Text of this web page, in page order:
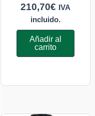
210,70€ IVA
incluido.
Añadir al
carrito